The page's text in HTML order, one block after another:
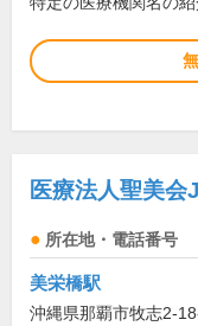
医療法人聖美会
所在地・電話番号
美栄橋駅
沖縄県那覇市牧志2-